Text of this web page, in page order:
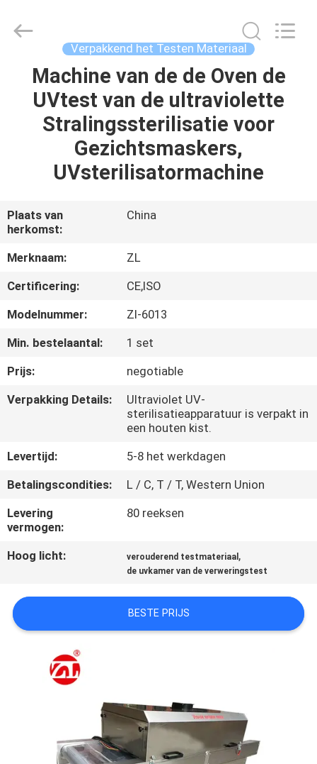
HUIS
PRODUCTEN
VIDEOS
ONGEVEER
ONS
FABRIEKSREIS
KWALITEITSCONTROLE
CONTACTEER
ONS
VERZOEK
OM EEN
CITAAT
SHOW
SITEMAP
Technology
Verpakkend het Testen Materiaal
Machine van de de Oven de
UVtest van de ultraviolette
Stralingssterilisatie voor
Gezichtsmaskers,
UVsterilisatormachine
Plaats van
herkomst:
China
Merknaam:
ZL
Certificering:
CE,ISO
Modelnummer:
Zl-6013
Min. bestelaantal:
1 set
Prijs:
negotiable
Verpakking Details:
Ultraviolet UV-
sterilisatieapparatuur is verpakt in
een houten kist.
Levertijd:
5-8 het werkdagen
Betalingscondities:
L / C, T / T, Western Union
Levering
vermogen:
80 reeksen
Hoog licht: verouderend testmateriaal ,
de uvkamer van de verweringstest
BESTE PRIJS